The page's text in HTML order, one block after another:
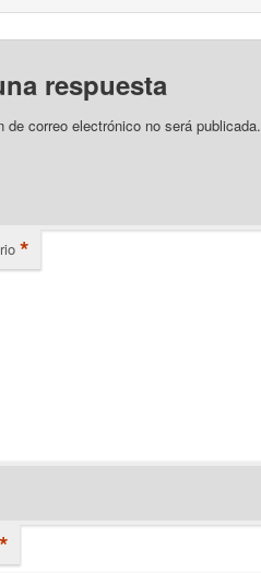
respuesta
de correo electrónico no será publicada.
*
*